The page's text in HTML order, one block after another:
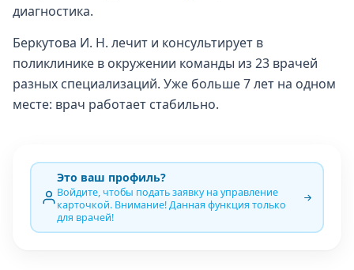
диагностика.
Беркутова И. Н. лечит и консультирует в
поликлинике в окружении команды из 23 врачей
разных специализаций. Уже больше 7 лет на одном
месте: врач работает стабильно.
Это ваш профиль?
Войдите, чтобы подать заявку на управление
карточкой. Внимание! Данная функция только
для врачей!